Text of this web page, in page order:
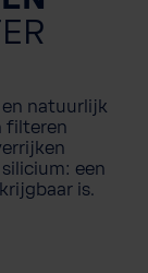
natuurlijk
filteren
een
is.